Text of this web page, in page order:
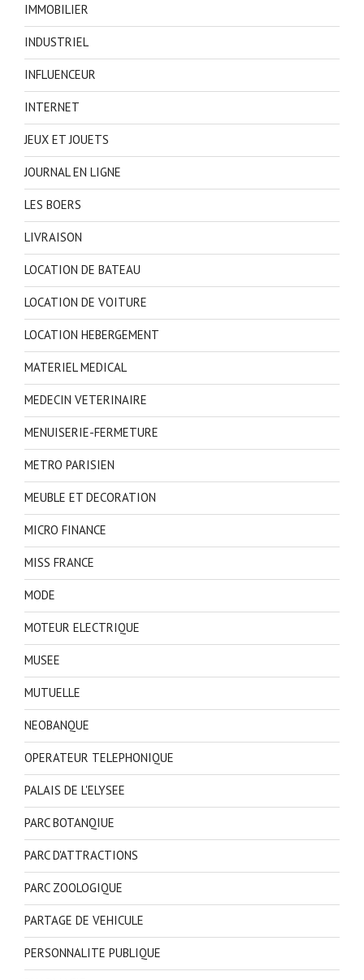
IMMOBILIER
INDUSTRIEL
INFLUENCEUR
INTERNET
JEUX ET JOUETS
JOURNAL EN LIGNE
LES BOERS
LIVRAISON
LOCATION DE BATEAU
LOCATION DE VOITURE
LOCATION HEBERGEMENT
MATERIEL MEDICAL
MEDECIN VETERINAIRE
MENUISERIE-FERMETURE
METRO PARISIEN
MEUBLE ET DECORATION
MICRO FINANCE
MISS FRANCE
MODE
MOTEUR ELECTRIQUE
MUSEE
MUTUELLE
NEOBANQUE
OPERATEUR TELEPHONIQUE
PALAIS DE L'ELYSEE
PARC BOTANQIUE
PARC D'ATTRACTIONS
PARC ZOOLOGIQUE
PARTAGE DE VEHICULE
PERSONNALITE PUBLIQUE